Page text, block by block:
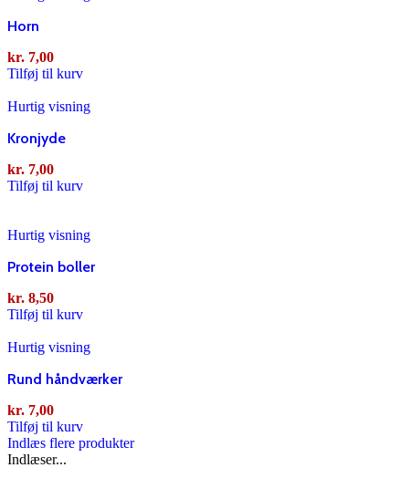
Horn
kr. 7,00
Tilføj til kurv
Hurtig visning
Kronjyde
kr. 7,00
Tilføj til kurv
Hurtig visning
Protein boller
kr. 8,50
Tilføj til kurv
Hurtig visning
Rund håndværker
kr. 7,00
Tilføj til kurv
Indlæs flere produkter
Indlæser...